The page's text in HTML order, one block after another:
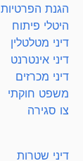
הגנת הפרטיות
היטלי פיתוח
דיני מטלטלין
דיני אינטרנט
דיני מכרזים
משפט חוקתי
צו סגירה
דיני שטרות